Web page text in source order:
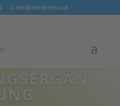
info@medi-cent.ch